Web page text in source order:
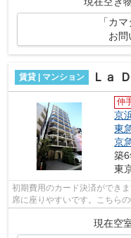
「カ
お問
賃貸 | マンション Ｌａ
仲
京
東
京
築
東
初期費用のカード決済ができ
席に座りやすいです。こちら
現在空